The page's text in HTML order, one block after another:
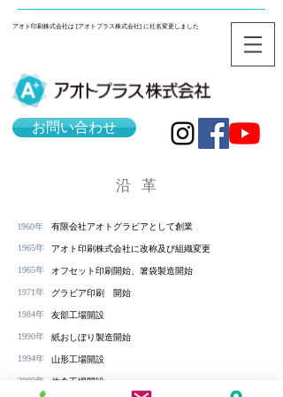
アオト印刷株式会社は [アオトプラス株式会社] に社名変更しました
お問い合わせ
沿革
1960年
1965年
1965年
1971年
1984年
1990年
1994年
2000年
有限会社アオトグラビアとして創業
アオト印刷株式会社に改称及び組織変更
オフセット印刷開始、箸袋製造開始
グラビア印刷 開始
友部工場開設
紙おしぼり製造開始
山形工場開設
佐倉工場開設